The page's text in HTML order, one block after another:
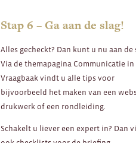
Stap 6 – Ga aan de slag!
Alles gecheckt? Dan kunt u nu aan de
Via de themapagina Communicatie in
Vraagbaak vindt u alle tips voor
bijvoorbeeld het maken van een
drukwerk of een rondleiding.
Schakelt u liever een expert in? Dan